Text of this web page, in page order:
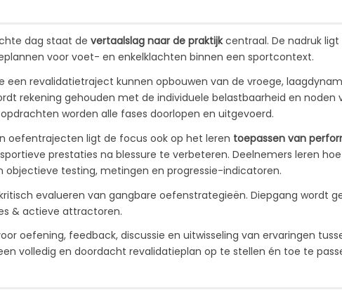
dag staat de vertaalslag naar de praktijkcentraal. De nadruk
voor voet- en enkelklachten binnen een sportcontext.
een revalidatietraject kunnen opbouwen van de vroege,
rekening gehouden met de individuele belastbaarheid en
worden alle fases doorlopen en uitgevoerd.
oefentrajecten ligt de focus ook op het leren toepassen van
prestaties na blessure te verbeteren. Deelnemers leren
objectieve testing, metingen en progressie-indicatoren.
evalueren van gangbare oefenstrategieën. Diepgang wordt
& actieve attractoren.
oefening, feedback, discussie en uitwisseling van ervaringen
volledig en doordacht revalidatieplan op te stellen én toe te